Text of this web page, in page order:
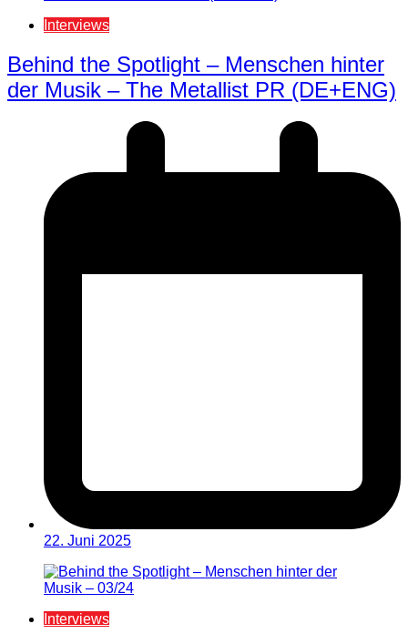
Interviews
Behind the Spotlight – Menschen hinter
der Musik – The Metallist PR (DE+ENG)
22. Juni 2025
Interviews